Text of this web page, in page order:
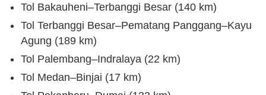
Tol Bakauheni–Terbanggi Besar (140 km)
Tol Terbanggi Besar–Pematang Panggang–Kayu
Agung (189 km)
Tol Palembang–Indralaya (22 km)
Tol Medan–Binjai (17 km)